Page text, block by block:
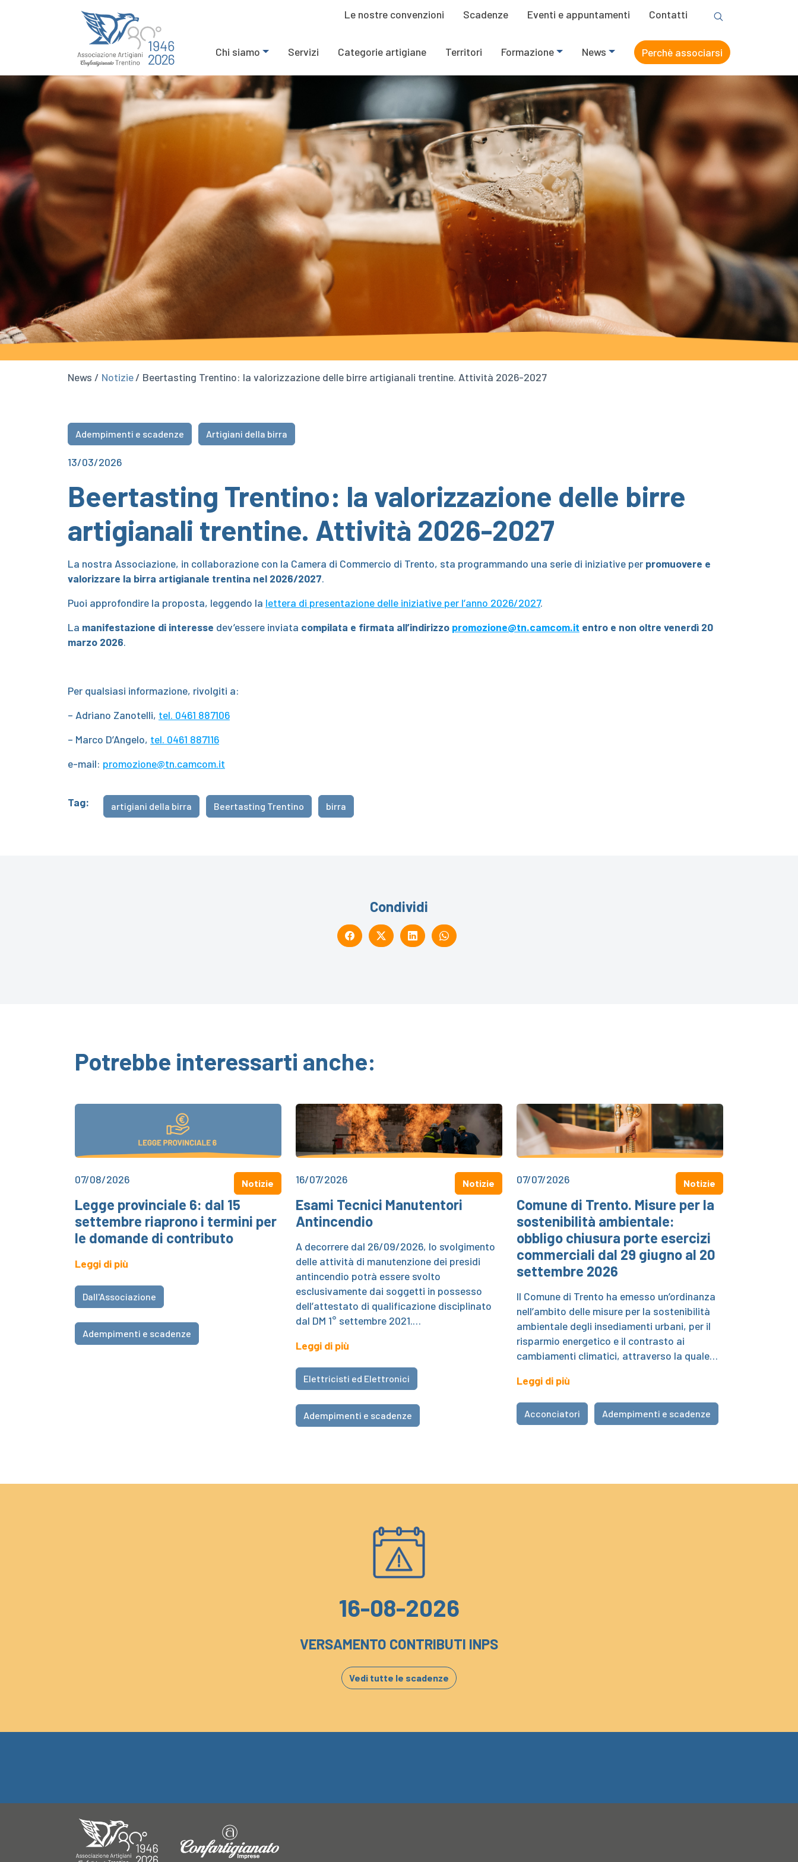
Le nostre convenzioni Scadenze Eventi e appuntamenti Contatti
Chi siamo Servizi Categorie artigiane Territori Formazione News Perchè associarsi
News / Notizie/ Beertasting Trentino: la valorizzazione delle birre artigianali trentine. Attività 2026-2027
Adempimenti e scadenze Artigiani della birra
13/03/2026
Beertasting Trentino: la valorizzazione delle birre
artigianali trentine. Attività 2026-2027
La nostra Associazione, in collaborazione con la Camera di Commercio di Trento, sta programmando una serie di iniziative per promuovere e
valorizzare la birra artigianale trentina nel 2026/2027.
Puoi approfondire la proposta, leggendo la lettera di presentazione delle iniziative per l’anno 2026/2027.
La manifestazione di interesse dev’essere inviata compilata e firmata all’indirizzo promozione@tn.camcom.it entro e non oltre venerdì 20
marzo 2026.
Per qualsiasi informazione, rivolgiti a:
– Adriano Zanotelli, tel. 0461 887106
– Marco D’Angelo, tel. 0461 887116
e-mail: promozione@tn.camcom.it
Tag: artigiani della birra Beertasting Trentino birra
Condividi
Potrebbe interessarti anche:
07/08/2026 Notizie
Legge provinciale 6: dal 15
settembre riaprono i termini per
le domande di contributo
Leggi di più
Dall'Associazione
Adempimenti e scadenze
16/07/2026 Notizie
Esami Tecnici Manutentori
Antincendio
A decorrere dal 26/09/2026, lo svolgimento
delle attività di manutenzione dei presidi
antincendio potrà essere svolto
esclusivamente dai soggetti in possesso
dell’attestato di qualificazione disciplinato
dal DM 1° settembre 2021.…
Leggi di più
Elettricisti ed Elettronici
Adempimenti e scadenze
07/07/2026 Notizie
Comune di Trento. Misure per la
sostenibilità ambientale:
obbligo chiusura porte esercizi
commerciali dal 29 giugno al 20
settembre 2026
Il Comune di Trento ha emesso un’ordinanza
nell’ambito delle misure per la sostenibilità
ambientale degli insediamenti urbani, per il
risparmio energetico e il contrasto ai
cambiamenti climatici, attraverso la quale…
Leggi di più
Acconciatori Adempimenti e scadenze
16-08-2026
VERSAMENTO CONTRIBUTI INPS
Vedi tutte le scadenze